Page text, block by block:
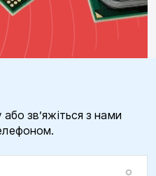
зв’яжіться з нами